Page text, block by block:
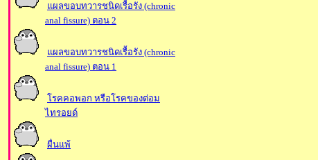
ผลขอบทวารชนิดเรื้อรัง (chronic
anal fissure) ตอน 2
ผลขอบทวารชนิดเรื้อรัง (chronic
anal fissure) ตอน 1
รคคอพอก หรือโรคของต่อม
ไทรอยด์
ผื่นแพ้